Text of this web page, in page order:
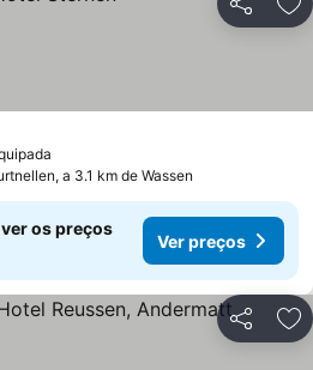
Partilhar
a 3.1 km de Wassen
os preços
Ver preços
Partilhar